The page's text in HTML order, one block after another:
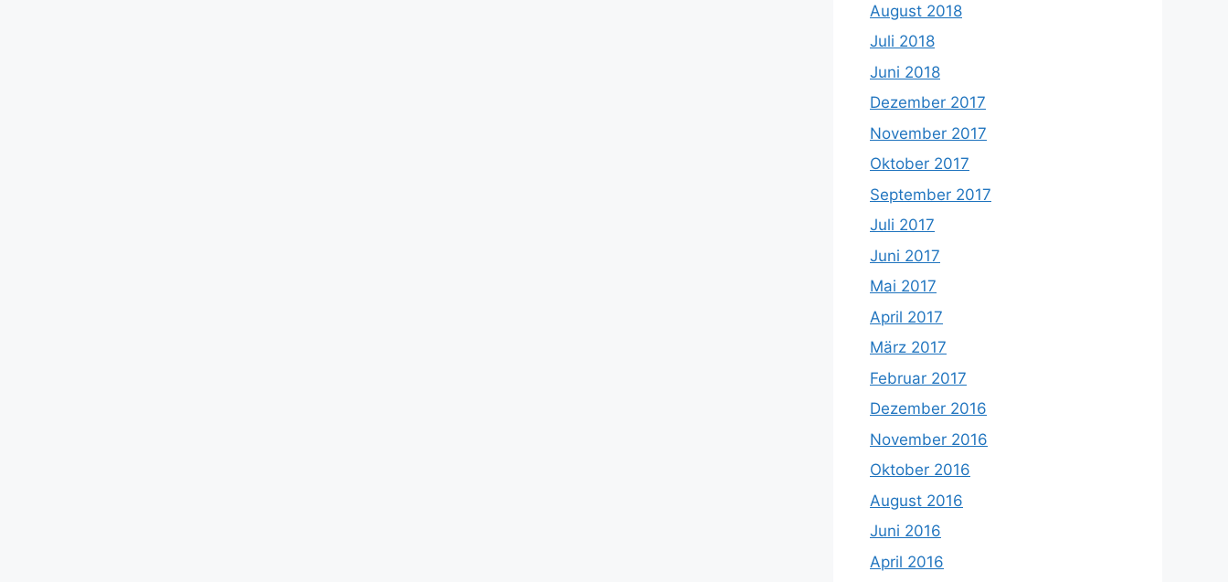
August 2018
Juli 2018
Juni 2018
Dezember 2017
November 2017
Oktober 2017
September 2017
Juli 2017
Juni 2017
Mai 2017
April 2017
März 2017
Februar 2017
Dezember 2016
November 2016
Oktober 2016
August 2016
Juni 2016
April 2016